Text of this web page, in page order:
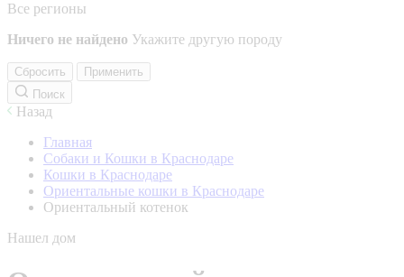
Все регионы
Ничего не найдено Укажите другую породу
Сбросить
Применить
Поиск
Назад
Главная
Собаки и Кошки в Краснодаре
Кошки в Краснодаре
Ориентальные кошки в Краснодаре
Ориентальный котенок
Нашел дом